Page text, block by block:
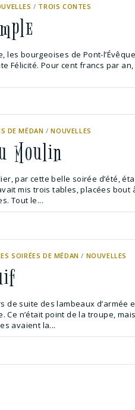
/ TROIS CONTES
les bourgeoises de Pont-
Félicité. Pour cent francs par
DE MÉDAN /NOUVELLES
Moulin
par cette belle soirée d’été,
mis trois tables, placées bout
Tout le...
SOIRÉES DE MÉDAN / NOUVELLES
de suite des lambeaux d’armée
Ce n’était point de la troupe,
avaient la...